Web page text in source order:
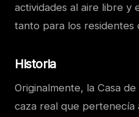
actividades al aire libre y
tanto para los residentes
Historia
Originalmente, la Casa
caza real que pertenecía